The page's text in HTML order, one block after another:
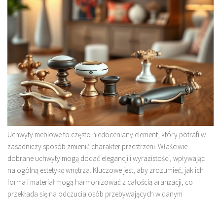
Uchwyty meblowe to często niedoceniany element, który potrafi w
zasadniczy sposób zmienić charakter przestrzeni. Właściwie
dobrane uchwyty mogą dodać elegancji i wyrazistości, wpływając
na ogólną estetykę wnętrza. Kluczowe jest, aby zrozumieć, jak ich
forma i materiał mogą harmonizować z całością aranżacji, co
przekłada się na odczucia osób przebywających w danym